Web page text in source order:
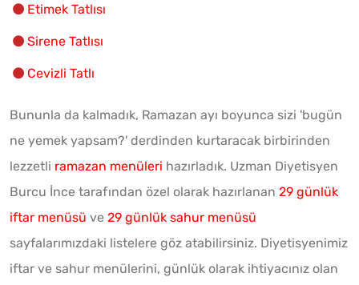
Etimek Tatlısı
Sirene Tatlısı
Cevizli Tatlı
Bununla da kalmadık, Ramazan ayı boyunca sizi 'bugün
ne yemek yapsam?' derdinden kurtaracak birbirinden
lezzetli ramazan menüleri hazırladık. Uzman Diyetisyen
Burcu İnce tarafından özel olarak hazırlanan 29 günlük
iftar menüsü ve 29 günlük sahur menüsü
sayfalarımızdaki listelere göz atabilirsiniz. Diyetisyenimiz
iftar ve sahur menülerini, günlük olarak ihtiyacınız olan